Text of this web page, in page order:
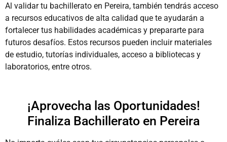
Al validar tu bachillerato en Pereira, también tendrás acceso
a recursos educativos de alta calidad que te ayudarán a
fortalecer tus habilidades académicas y prepararte para
futuros desafíos. Estos recursos pueden incluir materiales
de estudio, tutorías individuales, acceso a bibliotecas y
laboratorios, entre otros.
¡Aprovecha las Oportunidades!
Finaliza Bachillerato en Pereira